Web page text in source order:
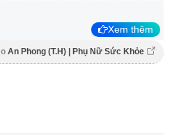
Xem thêm
An Phong (T.H) | Phụ Nữ Sức Khỏe